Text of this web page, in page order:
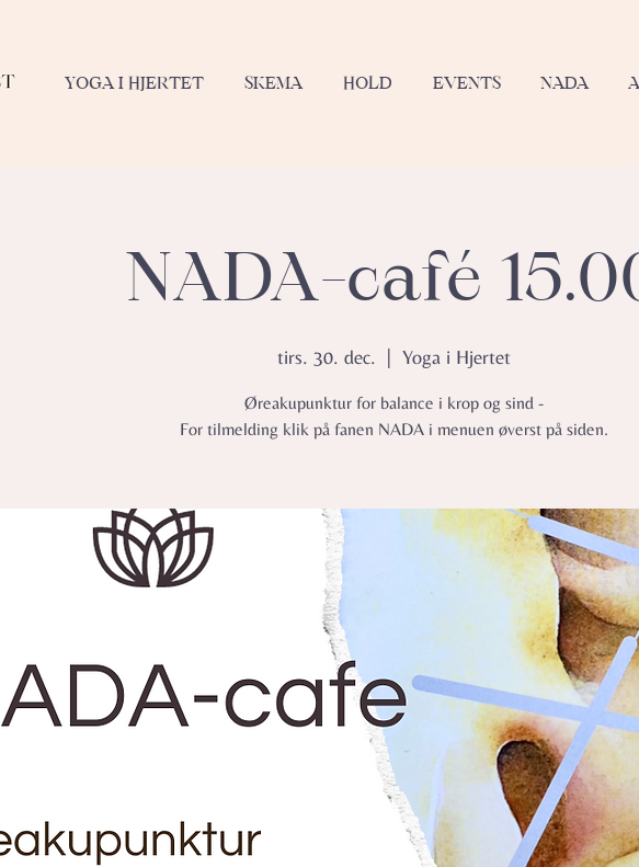
YOGA I HJERTET SKEMA HOLD EVENTS NADA
NADA-café
tirs. 30. dec. Yoga i Hjertet
Øreakupunktur for balance i krop og sind -
For tilmelding klik på fanen NADA i menuen øverst på siden.